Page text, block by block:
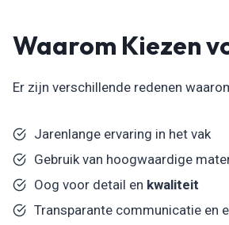
Waarom Kiezen
Er zijn verschillende redenen
Jarenlange ervaring in het vak
Gebruik van hoogwaardige
Oog voor detail en kwaliteit
Transparante communicatie en